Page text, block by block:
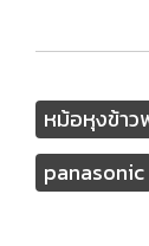
หม้อหุงข้าว
panasonic